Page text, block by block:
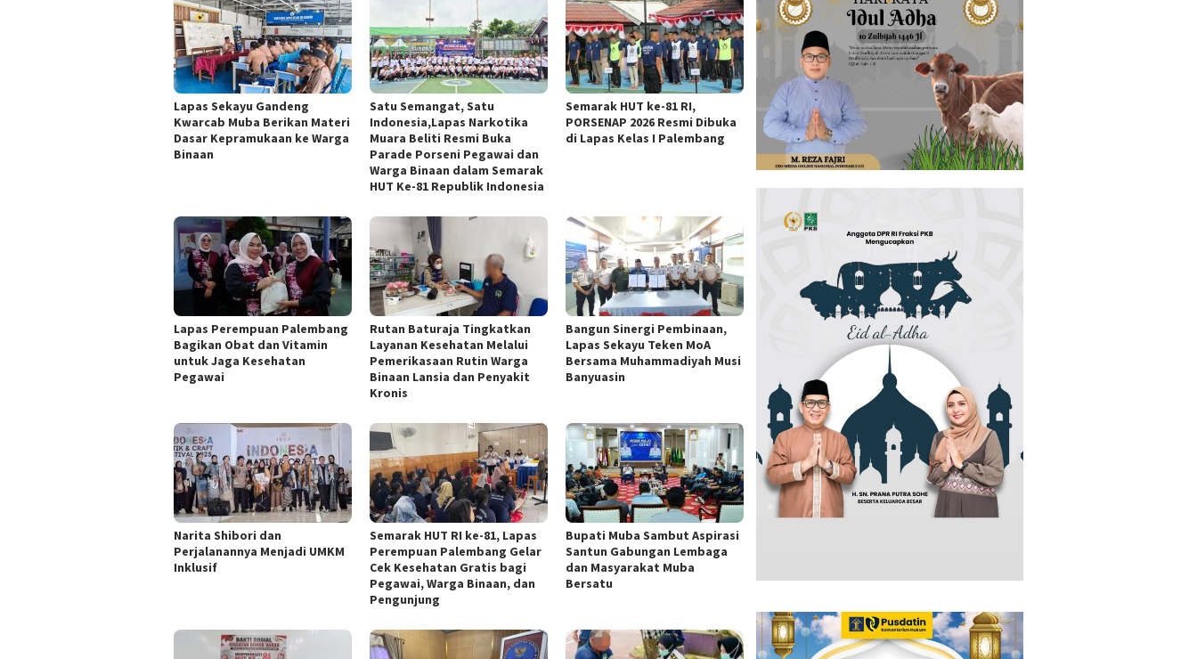
Lapas Sekayu Gandeng
Kwarcab Muba Berikan Materi
Dasar Kepramukaan ke Warga
Binaan
Satu Semangat, Satu
Indonesia,Lapas Narkotika
Muara Beliti Resmi Buka
Parade Porseni Pegawai dan
Warga Binaan dalam Semarak
HUT Ke-81 Republik Indonesia
Semarak HUT ke-81 RI,
PORSENAP 2026 Resmi Dibuka
di Lapas Kelas I Palembang
Lapas Perempuan Palembang
Bagikan Obat dan Vitamin
untuk Jaga Kesehatan
Pegawai
Rutan Baturaja Tingkatkan
Layanan Kesehatan Melalui
Pemerikasaan Rutin Warga
Binaan Lansia dan Penyakit
Kronis
Bangun Sinergi Pembinaan,
Lapas Sekayu Teken MoA
Bersama Muhammadiyah Musi
Banyuasin
Narita Shibori dan
Perjalanannya Menjadi UMKM
Inklusif
Semarak HUT RI ke-81, Lapas
Perempuan Palembang Gelar
Cek Kesehatan Gratis bagi
Pegawai, Warga Binaan, dan
Pengunjung
Bupati Muba Sambut Aspirasi
Santun Gabungan Lembaga
dan Masyarakat Muba
Bersatu